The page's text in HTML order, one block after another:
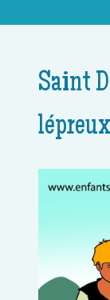
Saint
lépreux